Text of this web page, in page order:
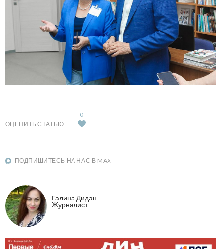
ОЦЕНИТЬ СТАТЬЮ
0
ПОДПИШИТЕСЬ НА НАС В MAX
Галина Дидан
Журналист